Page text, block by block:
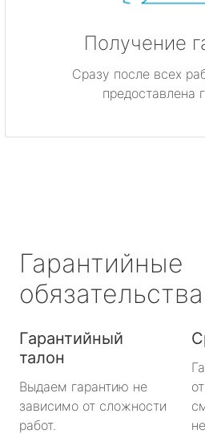
Получение
Сразу после всех
предоставлена
Гарантийные
обязательства
Гарантийный
талон
Выдаем гарантию не
зависимо от сложности
работ.